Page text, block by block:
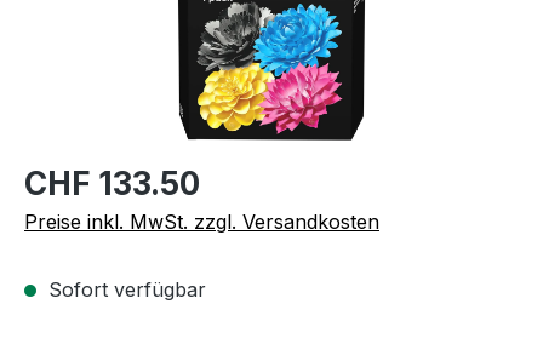
CHF 133.50
Preise inkl. MwSt. zzgl. Versandkosten
Sofort verfügbar